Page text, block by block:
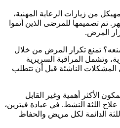
من زيارات الرعاية المهنية،
تم تصميمها للمرضى الذين أتموا
المرض.
تمنع تكرار المرض من خلال
وتشمل المراقبة السريرية
المشكلات الناشئة قبل أن تتطلب
الأكثر أهمية وغير القابل
اللثة النشط. في عيادة فيترين،
الدائمة لكل مريض والحفاظ